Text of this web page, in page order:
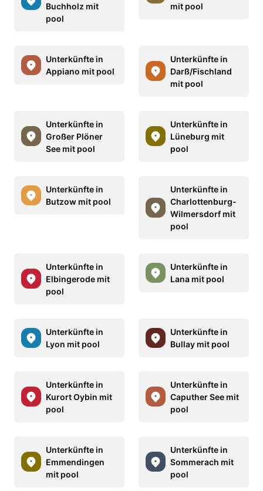
Buchholz mit
pool
mit pool
Unterkünfte in
Appiano mit pool
Unterkünfte in
Darß/Fischland
mit pool
Unterkünfte in
Großer Plöner
See mit pool
Unterkünfte in
Lüneburg mit
pool
Unterkünfte in
Butzow mit pool
Unterkünfte in
Charlottenburg-
Wilmersdorf mit
pool
Unterkünfte in
Elbingerode mit
pool
Unterkünfte in
Lana mit pool
Unterkünfte in
Lyon mit pool
Unterkünfte in
Bullay mit pool
Unterkünfte in
Kurort Oybin mit
pool
Unterkünfte in
Caputher See mit
pool
Unterkünfte in
Emmendingen
mit pool
Unterkünfte in
Sommerach mit
pool